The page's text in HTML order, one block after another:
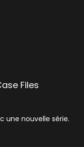
Files
une nouvelle série.